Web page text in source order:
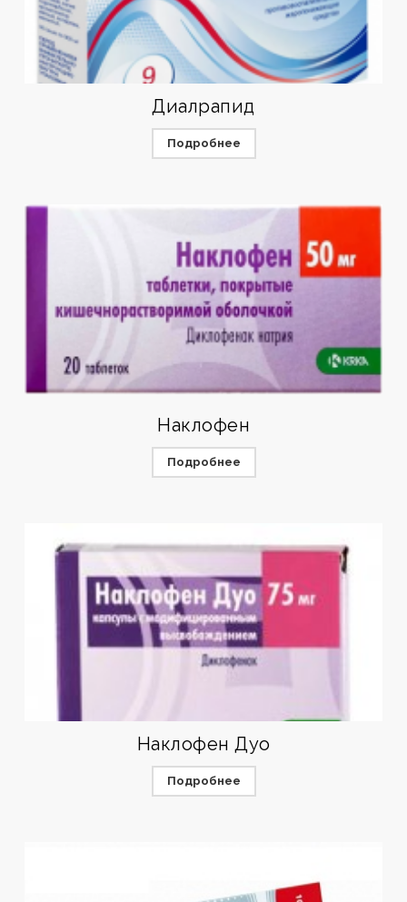
Диалрапид
Подробнее
Наклофен
Подробнее
Наклофен Дуо
Подробнее